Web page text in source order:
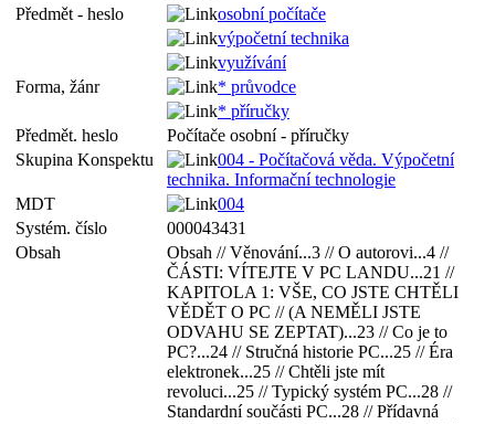
Předmět - heslo
osobní počítače
výpočetní technika
využívání
Forma, žánr
* průvodce
* příručky
Předmět. heslo
Počítače osobní - příručky
Skupina Konspektu
004 - Počítačová věda. Výpočetní
technika. Informační technologie
MDT
004
Systém. číslo
000043431
Obsah
Obsah // Věnování...3 // O autorovi...4 //
ČÁSTI: VÍTEJTE V PC LANDU...21 //
KAPITOLA 1: VŠE, CO JSTE CHTĚLI
VĚDĚT O PC // (A NEMĚLI JSTE
ODVAHU SE ZEPTAT)...23 // Co je to
PC?...24 // Stručná historie PC...25 // Éra
elektronek...25 // Chtěli jste mít
revoluci...25 // Typický systém PC...28 //
Standardní součásti PC...28 // Přídavná